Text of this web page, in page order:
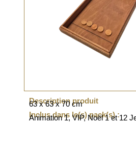
Description produit
63 x 63 x 70 cm
Inclus dans le(s) pack(s) :
Animation 1, VIP, Noël 1 et 12